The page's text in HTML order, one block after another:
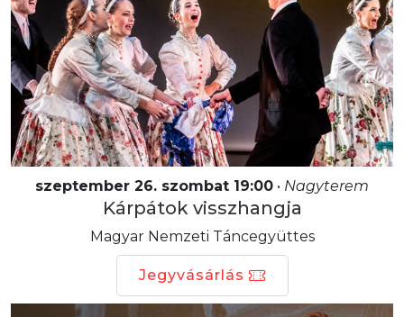
szeptember 26. szombat 19:00 • Nagyterem
Kárpátok visszhangja
Magyar Nemzeti Táncegyüttes
Jegyvásárlás